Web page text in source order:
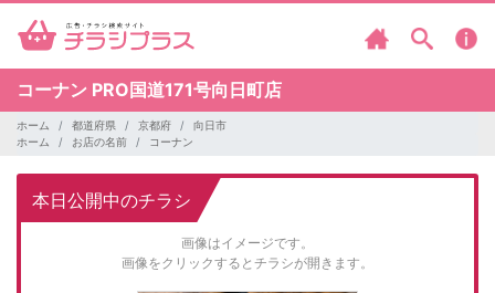
コーナン PRO国道171号向日町店
ホーム 都道府県 京都府
向日市
ホーム
お店の名前 コーナン
本日公開中のチラシ
画像はイメージです。
画像をクリックするとチラシが開きます。